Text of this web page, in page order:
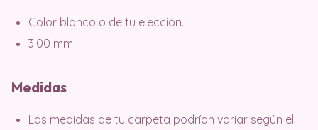
Color blanco o de tu elección.
3.00 mm
Medidas
Las medidas de tu carpeta podrían variar según el